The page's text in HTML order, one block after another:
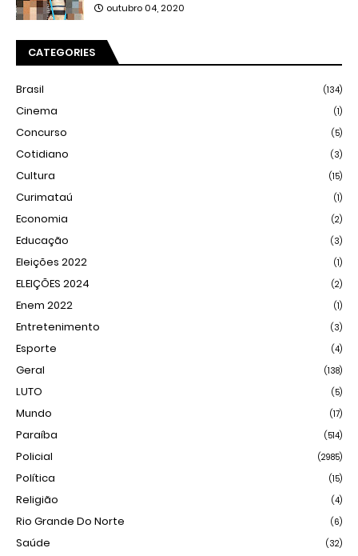
outubro 04, 2020
CATEGORIES
Brasil (134)
Cinema (1)
Concurso (5)
Cotidiano (3)
Cultura (15)
Curimataú (1)
Economia (2)
Educação (3)
Eleições 2022 (1)
ELEIÇÕES 2024 (2)
Enem 2022 (1)
Entretenimento (3)
Esporte (4)
Geral (138)
LUTO (5)
Mundo (17)
Paraíba (514)
Policial (2985)
Política (15)
Religião (4)
Rio Grande Do Norte (6)
Saúde (32)